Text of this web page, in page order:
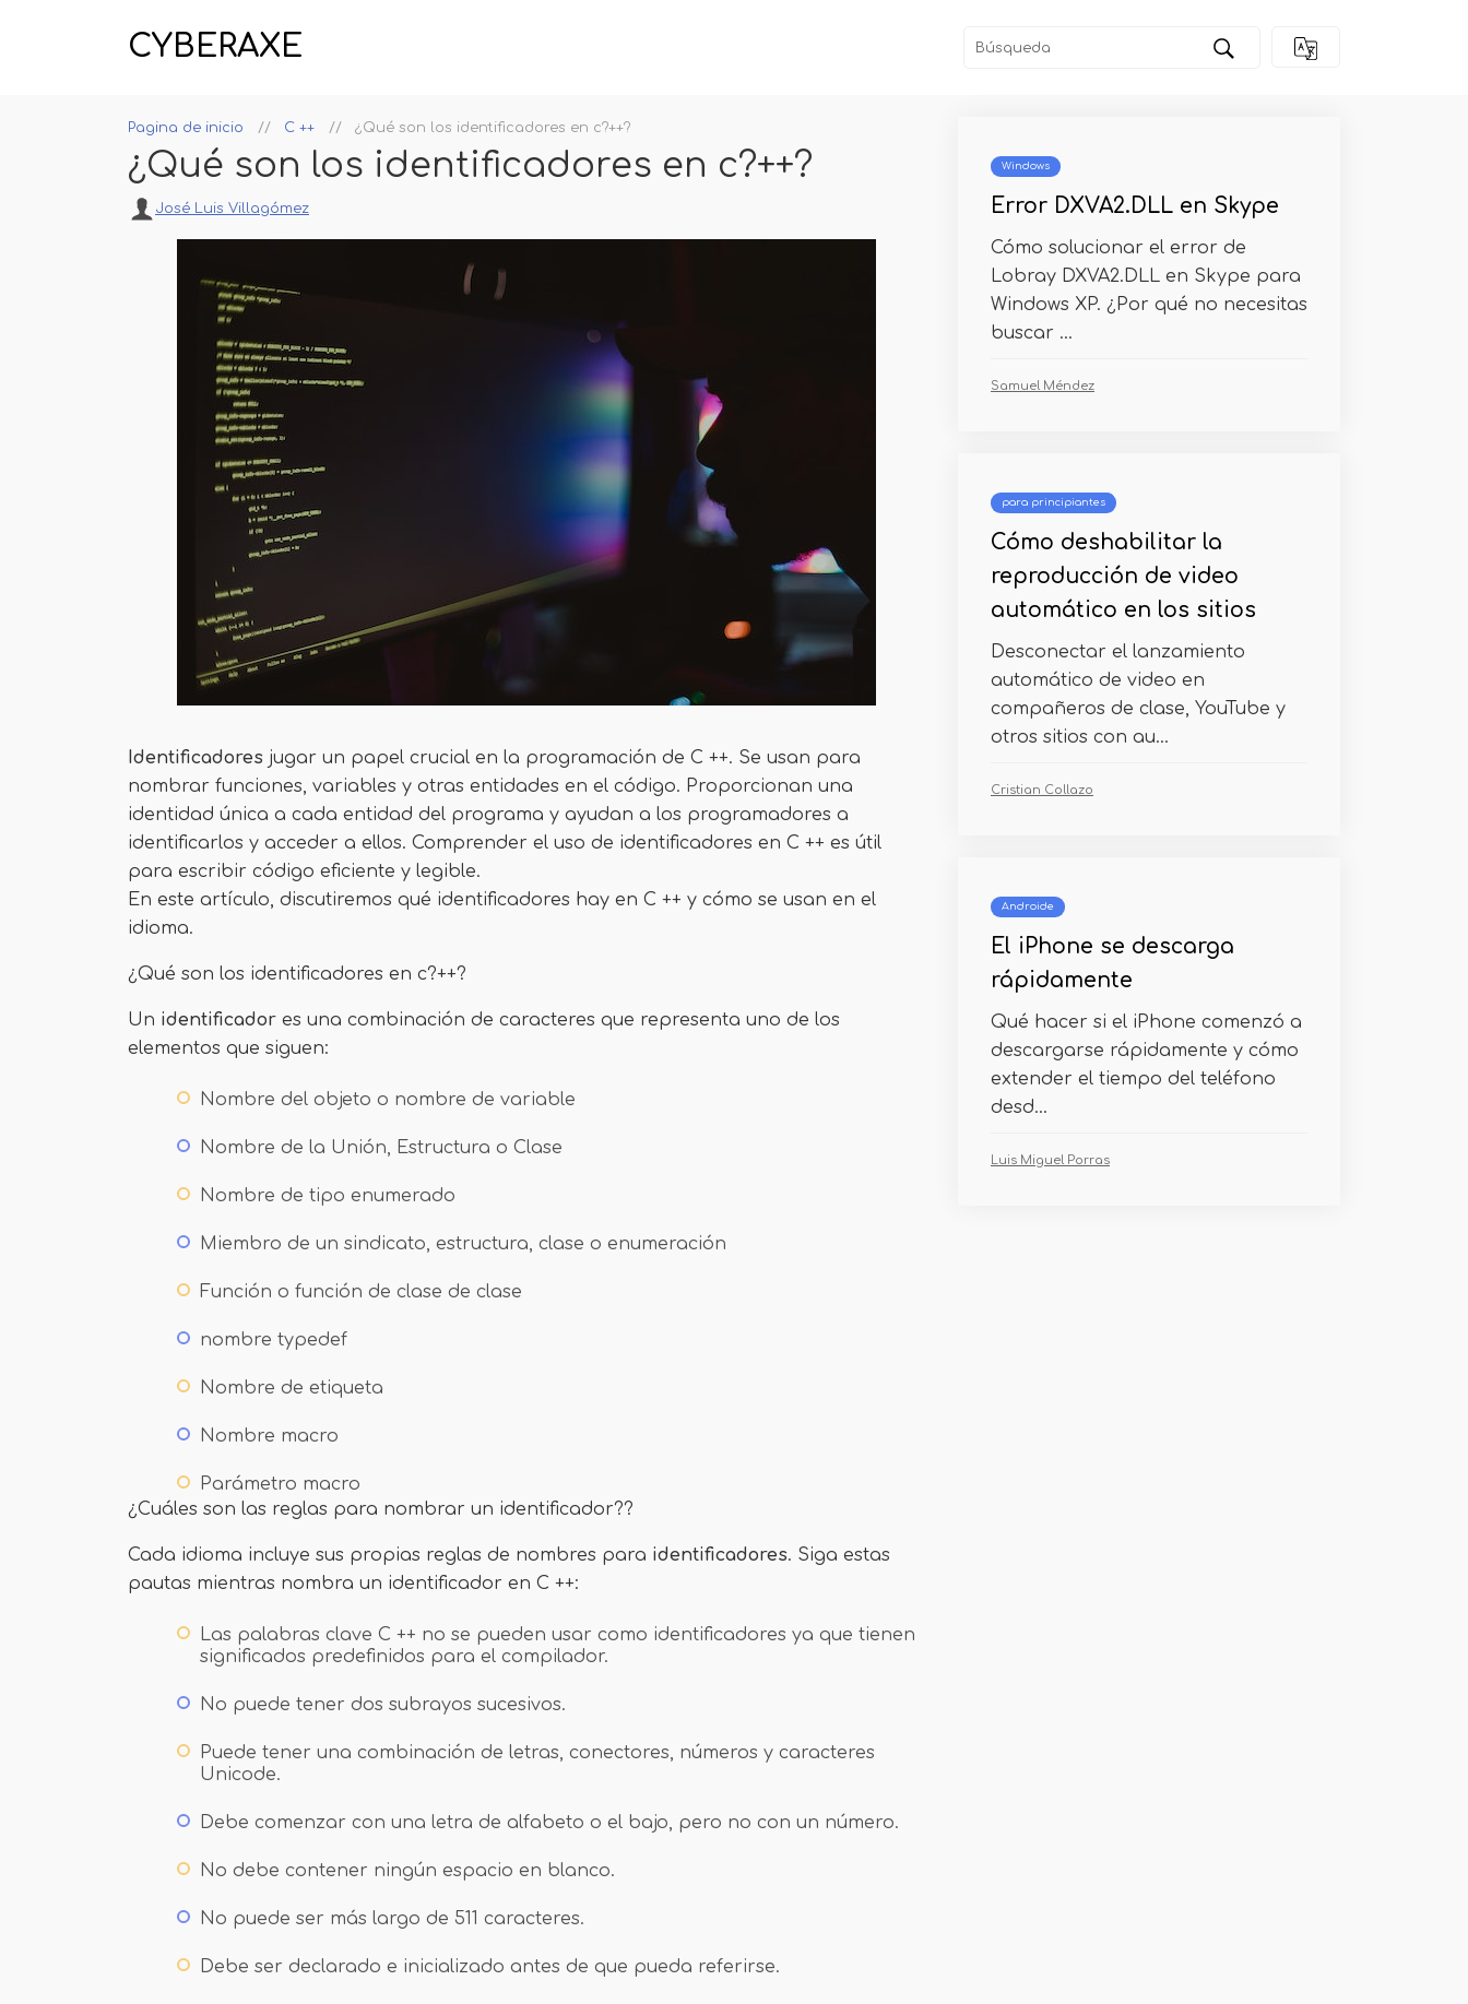
CYBERAXE
Pagina de inicio C ++ ¿Qué son los identificadores en c?++?
¿Qué son los identificadores en c?++?
José Luis Villagómez
Identificadores jugar un papel crucial en la programación de C ++. Se usan para
nombrar funciones, variables y otras entidades en el código. Proporcionan una
identidad única a cada entidad del programa y ayudan a los programadores a
identificarlos y acceder a ellos. Comprender el uso de identificadores en C ++ es útil
para escribir código eficiente y legible.
En este artículo, discutiremos qué identificadores hay en C ++ y cómo se usan en el
idioma.
¿Qué son los identificadores en c?++?
Un identificador es una combinación de caracteres que representa uno de los
elementos que siguen:
Nombre del objeto o nombre de variable
Nombre de la Unión, Estructura o Clase
Nombre de tipo enumerado
Miembro de un sindicato, estructura, clase o enumeración
Función o función de clase de clase
nombre typedef
Nombre de etiqueta
Nombre macro
Parámetro macro
¿Cuáles son las reglas para nombrar un identificador??
Cada idioma incluye sus propias reglas de nombres para identificadores. Siga estas
pautas mientras nombra un identificador en C ++:
Las palabras clave C ++ no se pueden usar como identificadores ya que tienen
significados predefinidos para el compilador.
No puede tener dos subrayos sucesivos.
Puede tener una combinación de letras, conectores, números y caracteres
Unicode.
Debe comenzar con una letra de alfabeto o el bajo, pero no con un número.
No debe contener ningún espacio en blanco.
No puede ser más largo de 511 caracteres.
Debe ser declarado e inicializado antes de que pueda referirse.
Windows
Error DXVA2.DLL en Skype
Cómo solucionar el error de
Lobray DXVA2.DLL en Skype para
Windows XP. ¿Por qué no necesitas
buscar ...
Samuel Méndez
para principiantes
Cómo deshabilitar la
reproducción de video
automático en los sitios
Desconectar el lanzamiento
automático de video en
compañeros de clase, YouTube y
otros sitios con au...
Cristian Collazo
Androide
El iPhone se descarga
rápidamente
Qué hacer si el iPhone comenzó a
descargarse rápidamente y cómo
extender el tiempo del teléfono
desd...
Luis Miguel Porras